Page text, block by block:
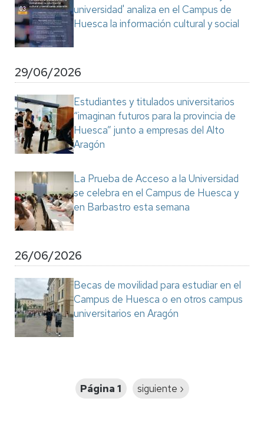
universidad' analiza en el Campus de
Huesca la información cultural y social
29/06/2026
Estudiantes y titulados universitarios
“imaginan futuros para la provincia de
Huesca” junto a empresas del Alto
Aragón
La Prueba de Acceso a la Universidad
se celebra en el Campus de Huesca y
en Barbastro esta semana
26/06/2026
Becas de movilidad para estudiar en el
Campus de Huesca o en otros campus
universitarios en Aragón
Página 1
Siguiente
siguiente ›